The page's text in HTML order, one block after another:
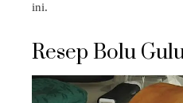
ini.
Resep Bolu